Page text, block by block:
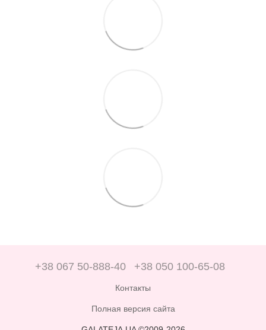
+38 067 50-888-40 +38 050 100-65-08
Контакты
Полная версия сайта